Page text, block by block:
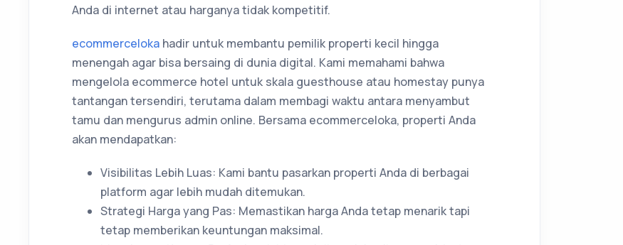
Anda di internet atau harganya tidak kompetitif.
ecommerceloka hadir untuk membantu pemilik properti kecil hingga
menengah agar bisa bersaing di dunia digital. Kami memahami bahwa
mengelola ecommerce hotel untuk skala guesthouse atau homestay punya
tantangan tersendiri, terutama dalam membagi waktu antara menyambut
tamu dan mengurus admin online. Bersama ecommerceloka, properti Anda
akan mendapatkan:
Visibilitas Lebih Luas: Kami bantu pasarkan properti Anda di berbagai
platform agar lebih mudah ditemukan.
Strategi Harga yang Pas: Memastikan harga Anda tetap menarik tapi
tetap memberikan keuntungan maksimal.